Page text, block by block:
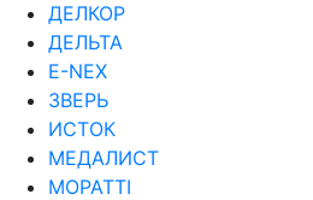
ДЕЛКОР
ДЕЛЬТА
Е-NEX
ЗВЕРЬ
ИСТОК
МЕДАЛИСТ
МОРАТТI